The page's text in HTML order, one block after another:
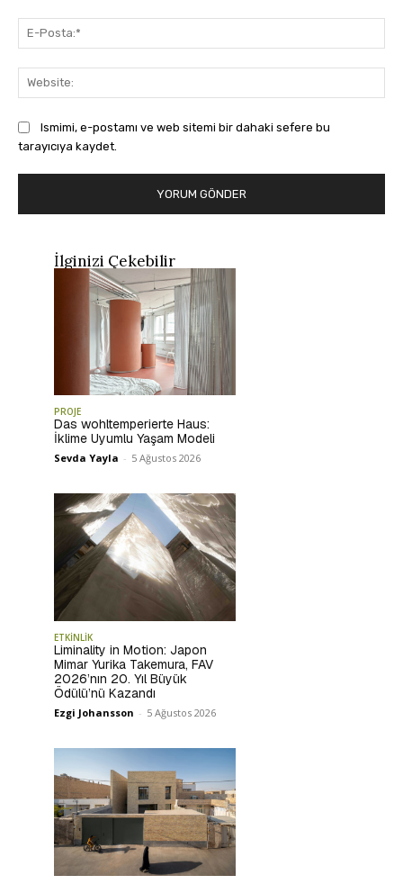
Ismimi, e-postamı ve web sitemi bir dahaki sefere bu
tarayıcıya kaydet.
İlginizi Çekebilir
PROJE
Das wohltemperierte Haus:
İklime Uyumlu Yaşam Modeli
Sevda Yayla - 5 Ağustos 2026
ETKİNLİK
Liminality in Motion: Japon
Mimar Yurika Takemura, FAV
2026’nın 20. Yıl Büyük
Ödülü’nü Kazandı
Ezgi Johansson - 5 Ağustos 2026